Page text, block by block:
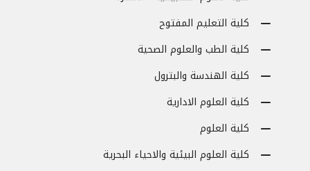
كلية التعليم المفتوح
كلية الطب والعلوم الصحية
كلية الهندسة والبترول
كلية العلوم الادارية
كلية العلوم
كلية العلوم البيئية والاحياء البحرية